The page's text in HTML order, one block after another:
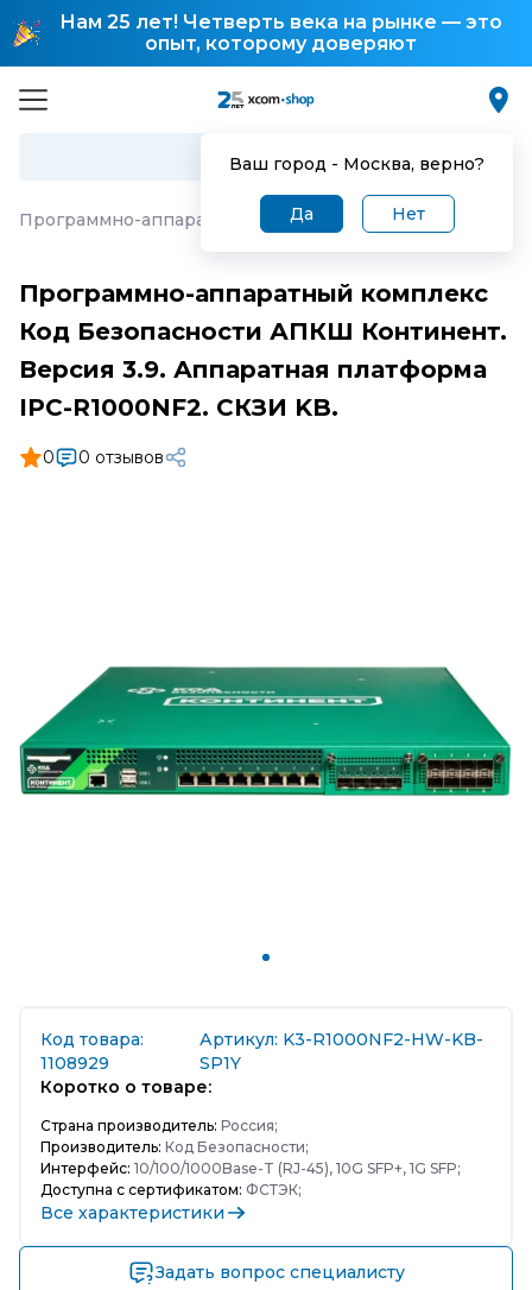
Нам 25 лет! Четверть века на рынке — это
опыт, которому доверяют
Ваш город - Москва, верно?
Да Нет
Программно-аппаратный комплекс Код Безопасности
Программно-аппаратный комплекс
Код Безопасности АПКШ Континент.
Версия 3.9. Аппаратная платформа
IPC-R1000NF2. СКЗИ KB.
0 0 отзывов
Код товара:
1108929
Артикул: K3-R1000NF2-HW-KB-
SP1Y
Коротко о товаре:
Страна производитель: Россия;
Производитель: Код Безопасности;
Интерфейс:
10/100/1000Base-T (RJ-45), 10G SFP+, 1G SFP;
Доступна с сертификатом: ФСТЭК;
Все характеристики
Задать вопрос специалисту